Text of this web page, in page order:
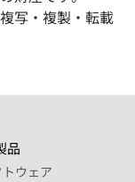
写・複製・転載
品
ウェア